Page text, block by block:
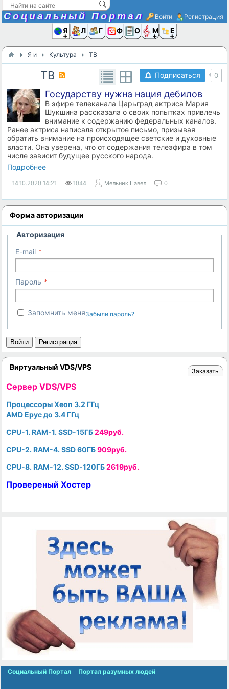
Социальный Портал Войти Регистрация
Я иЛюди
Группы
Фото Ещё
Я и Культура ТВ
Подписаться 0
ТВ
Государству нужна нация дебилов
В эфире телеканала Царьград актриса Мария
Шукшина рассказала о своих попытках привлечь
внимание к содержанию федеральных каналов.
Ранее актриса написала открытое письмо, призывая
обратить внимание на происходящее светские и духовные
власти. Она уверена, что от содержания телеэфира в том
числе зависит будущее русского народа.
Подробнее
14.10.2020 14:21 1044 Мельник Павел 0
Форма авторизации
Авторизация
E-mail
Пароль
Запомнить меняЗабыли пароль?
Войти Регистрация
Виртуальный VDS/VPS Заказать
Cервер VDS/VPS
Процессоры Xeon 3.2 ГГц
AMD Epyc до 3.4 ГГц
CPU-1. RAM-1. SSD-15ГБ249руб.
CPU-2. RAM-4. SSD 60ГБ909руб.
CPU-8. RAM-12. SSD-120ГБ2619руб.
Провереный Хостер
Социальный Портал Портал разумных людей